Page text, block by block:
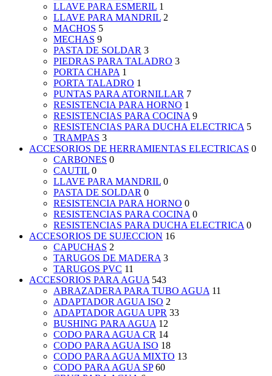
LLAVE PARA ESMERIL 1
LLAVE PARA MANDRIL 2
MACHOS 5
MECHAS 9
PASTA DE SOLDAR 3
PIEDRAS PARA TALADRO 3
PORTA CHAPA 1
PORTA TALADRO 1
PUNTAS PARA ATORNILLAR 7
RESISTENCIA PARA HORNO 1
RESISTENCIAS PARA COCINA 9
RESISTENCIAS PARA DUCHA ELECTRICA 5
TRAMPAS 3
ACCESORIOS DE HERRAMIENTAS ELECTRICAS 0
CARBONES 0
CAUTIL 0
LLAVE PARA MANDRIL 0
PASTA DE SOLDAR 0
RESISTENCIA PARA HORNO 0
RESISTENCIAS PARA COCINA 0
RESISTENCIAS PARA DUCHA ELECTRICA 0
ACCESORIOS DE SUJECCION 16
CAPUCHAS 2
TARUGOS DE MADERA 3
TARUGOS PVC 11
ACCESORIOS PARA AGUA 543
ABRAZADERA PARA TUBO AGUA 11
ADAPTADOR AGUA ISO 2
ADAPTADOR AGUA UPR 33
BUSHING PARA AGUA 12
CODO PARA AGUA CR 14
CODO PARA AGUA ISO 18
CODO PARA AGUA MIXTO 13
CODO PARA AGUA SP 60